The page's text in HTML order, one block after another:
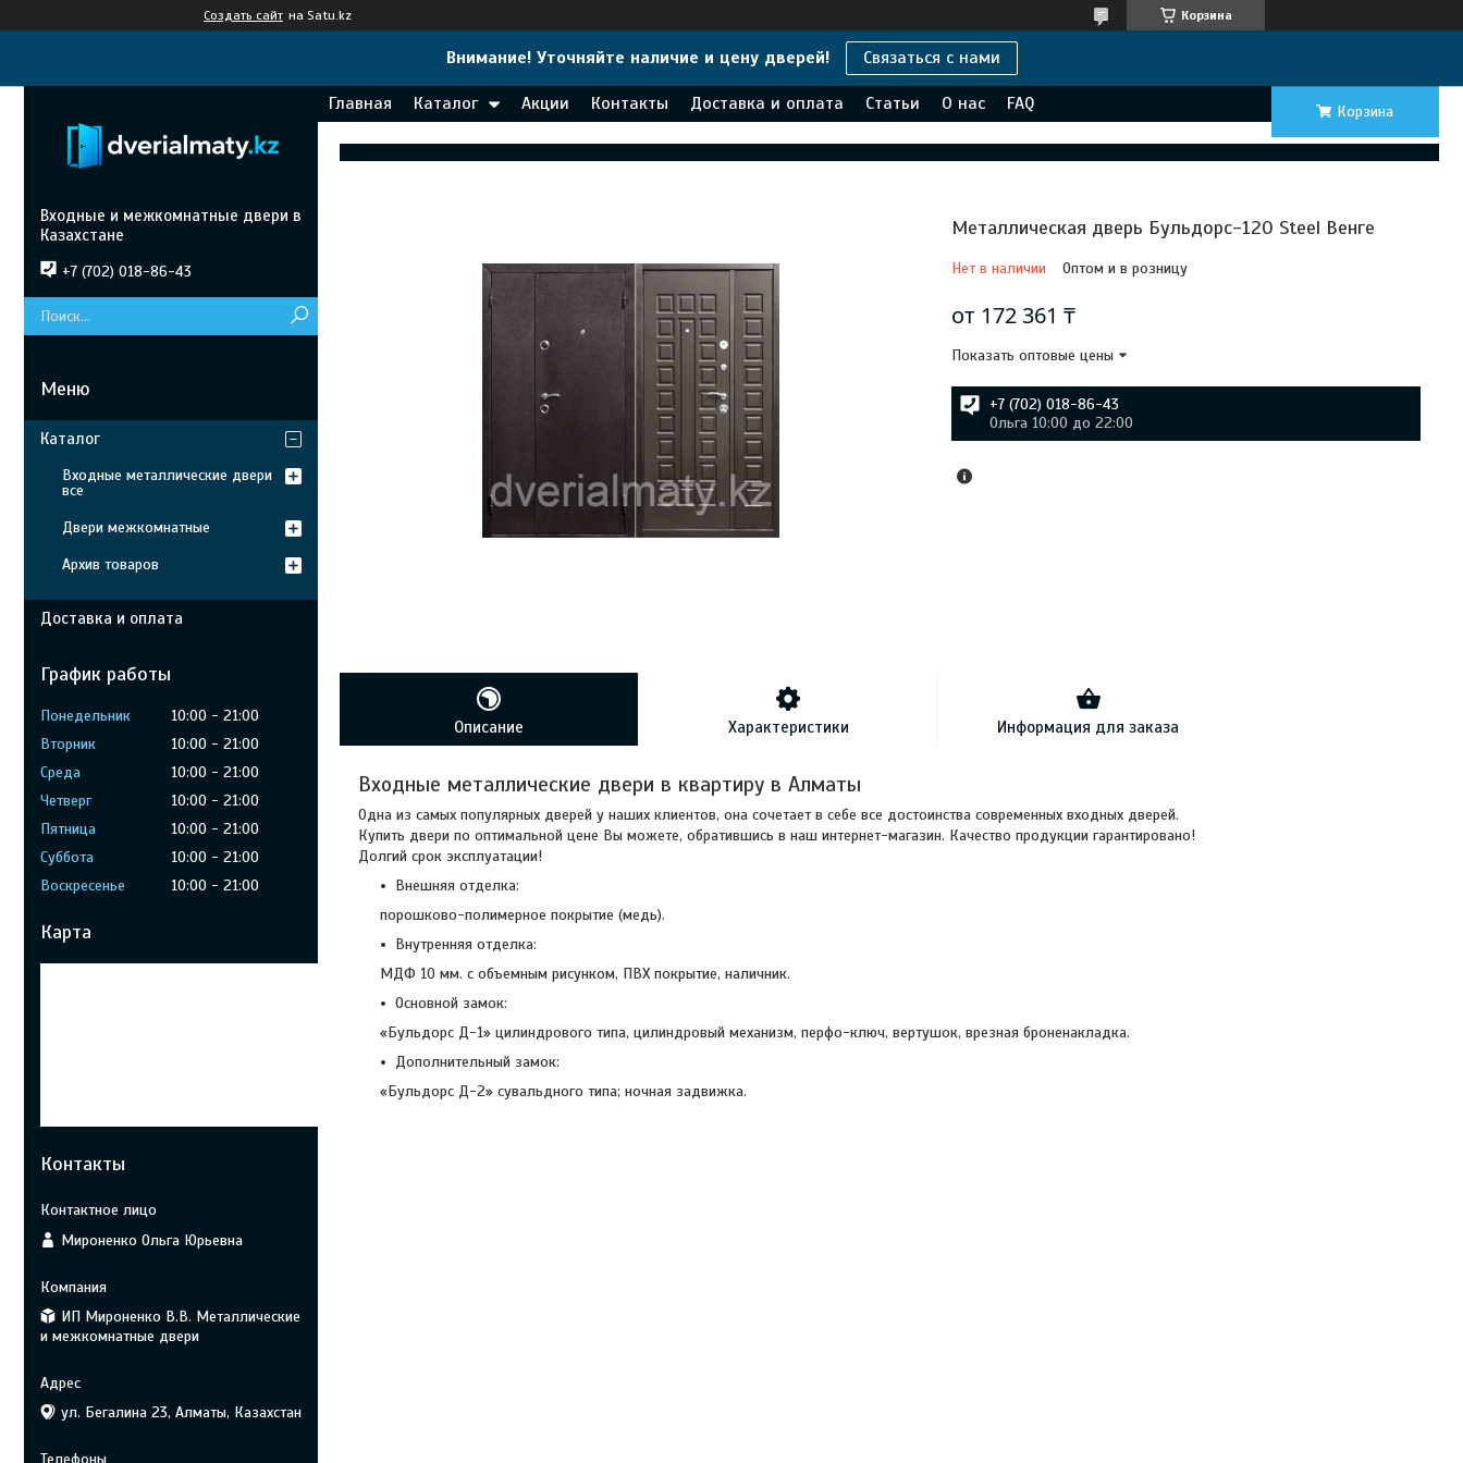
Создать сайт на Satu.kz Корзина
Внимание! Уточняйте наличие и цену дверей! Связаться с нами
Главная Каталог Акции Контакты Доставка и оплата Статьи О нас FAQ Корзина
Металлическая дверь Бульдорс-120 Steel Венге
Нет в наличии Оптом и в розницу
от 172 361 ₸
Показать оптовые цены
+7 (702) 018-86-43
Ольга 10:00 до 22:00
Описание Характеристики Информация для заказа
Входные металлические двери в квартиру в Алматы
Одна из самых популярных дверей у наших клиентов, она сочетает в себе все достоинства современных входных дверей.
Купить двери по оптимальной цене Вы можете, обратившись в наш интернет-магазин. Качество продукции гарантировано!
Долгий срок эксплуатации!
Внешняя отделка:
порошково-полимерное покрытие (медь).
Внутренняя отделка:
МДФ 10 мм. с объемным рисунком, ПВХ покрытие, наличник.
Основной замок:
«Бульдорс Д-1» цилиндрового типа, цилиндровый механизм, перфо-ключ, вертушок, врезная броненакладка.
Дополнительный замок:
«Бульдорс Д-2» сувальдного типа; ночная задвижка.
Входные и межкомнатные двери в
Казахстане
+7 (702) 018-86-43
Каталог
Входные металлические двери
все
Двери межкомнатные
Архив товаров
Доставка и оплата
График работы
Понедельник 10:00
21:00
Вторник
10:00
21:00
Среда
10:00
21:00
Четверг
10:00
21:00
Пятница
10:00
21:00
Суббота
10:00
21:00
Воскресенье
10:00 21:00
Карта
Контакты
Мироненко Ольга Юрьевна
ИП Мироненко В.В. Металлические
и межкомнатные двери
ул. Бегалина 23, Алматы, Казахстан